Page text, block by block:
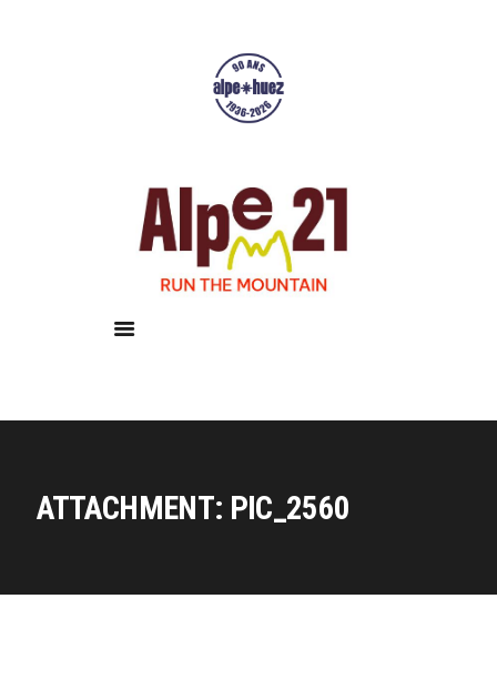
ATTACHMENT: PIC_2560
Résultats
Galerie
Infos pratiques